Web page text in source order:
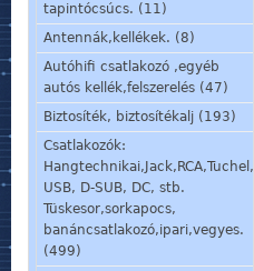
tapintócsúcs. (11)
Antennák,kellékek. (8)
Autóhifi csatlakozó ,egyéb
autós kellék,felszerelés (47)
Biztosíték, biztosítékalj (193)
Csatlakozók:
Hangtechnikai,Jack,RCA,Tuchel,
USB, D-SUB, DC, stb.
Tüskesor,sorkapocs,
banáncsatlakozó,ipari,vegyes.
(499)